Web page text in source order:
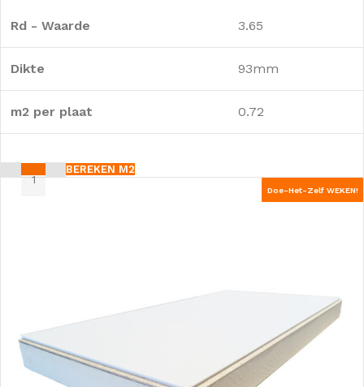
Rd - Waarde 3.65
Dikte 93mm
m2 per plaat 0.72
BEREKEN M2
Doe-Het-Zelf WEKEN!